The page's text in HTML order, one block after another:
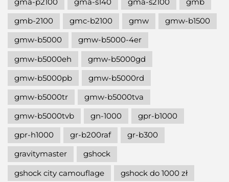
gmb-2100
gmc-b2100 gmw
gmw-b1500
gmw-b5000
gmw-b5000-4er
gmw-b5000eh
gmw-b5000gd
gmw-b5000pb
gmw-b5000rd
gmw-b5000tr
gmw-b5000tva
gmw-b5000tvb
gn-1000
gpr-b1000
gpr-h1000
gr-b200raf
gr-b300
gravitymaster
gshock
gshock city camouflage
gshock do 1000 zł